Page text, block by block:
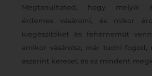
Megtanulhatod, hogy melyik
érdemes vásárolni, és mikor
kiegészítőket és fehérneműt
amikor vásárolsz, már tudni fogod,
aszerint keresel, és ez mindent